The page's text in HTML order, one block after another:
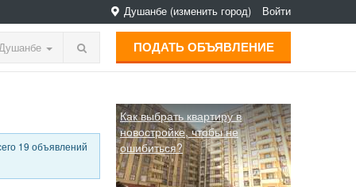
Душанбе (изменить город) Войти
ПОДАТЬ ОБЪЯВЛЕНИЕ
19 объявлений
Как выбрать квартиру в
новостройке, чтобы не
ошибиться?